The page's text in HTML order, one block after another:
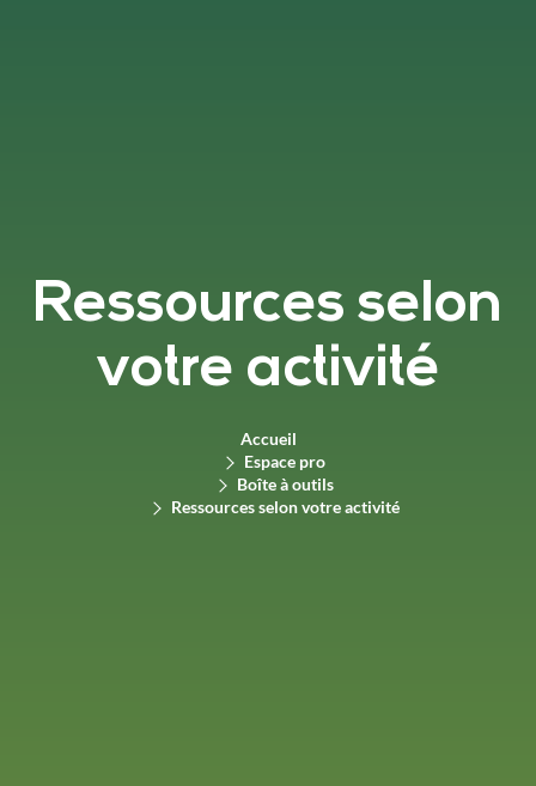
Ressources selon
votre activité
Accueil
Espace pro
Boîte à outils
Ressources selon votre activité